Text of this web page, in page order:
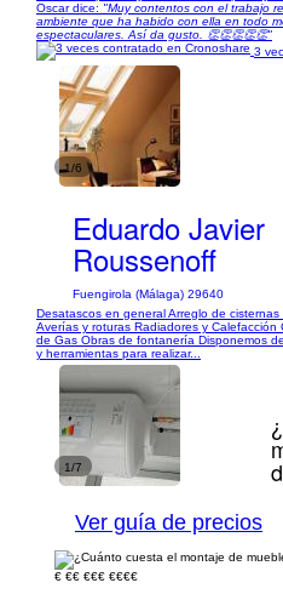
Oscar dice: "Muy contentos con el trabajo
ambiente que ha habido con ella en todo
espectaculares. Así da gusto. 👏👏👏👏👏"
3
1/6
Eduardo Javier
Roussenoff
Fuengirola (Málaga) 29640
Desatascos en general Arreglo de
Averías y roturas Radiadores y
de Gas Obras de fontanería Disponemos
y herramientas para realizar...
1/7
Ver guía de precios
€ €€ €€€ €€€€